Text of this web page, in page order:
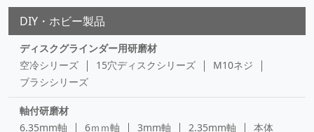
DIY・ホビー製品
ディスクグラインダー用研磨材
空冷シリーズ
15穴ディスクシリーズ
M10ネジ
ブラシシリーズ
軸付研磨材
6.35mm軸
6ｍｍ軸 3mm軸 2.35mm軸 本体